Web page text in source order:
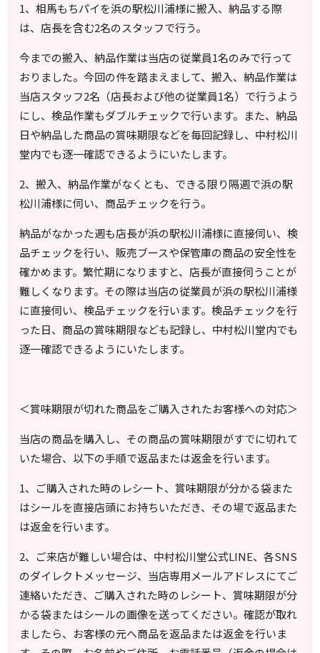
1、相馬もちパイを浜の駅松川浦様に搬入、納品する際
は、店長を含む2名のスタッフで行う。
今までの搬入、納品作業は当店の従業員1名のみで行って
おりました。今回の件を踏まえまして、搬入、納品作業は
当店スタッフ2名（店長および他の従業員1名）で行うよう
にし、検品作業もダブルチェックで行います。また、納品
日や納品した商品の賞味期限などを毎回記録し、中村松川
堂内でも逐一確認できるようにいたします。
2、搬入、納品作業がなくとも、できる限り隔週で浜の駅
松川浦様に伺い、商品チェックを行う。
納品がなかった週も店長が浜の駅松川浦様に直接伺い、検
品チェックを行い、販売ブースや保管庫の商品の安全性を
確かめます。繁忙期になりますと、店長が直接伺うことが
難しくなります。その際は当店の従業員が浜の駅松川浦様
に直接伺い、検品チェックを行います。検品チェックを行
った日、商品の賞味期限なども記録し、中村松川堂内でも
逐一確認できるようにいたします。
＜賞味期限が切れた商品をご購入されたお客様への対応＞
当店の商品を購入し、その商品の賞味期限がすでに切れて
いた場合、以下の手順で返品または返金を行います。
1、ご購入された時のレシート、賞味期限が分かる袋また
はシールを直接店頭にお持ちいただき、その場で返品また
は返金を行います。
2、ご来店が難しい場合は、中村松川堂公式LINE、各SNS
のダイレクトメッセージ、当店専用メールアドレスにてご
連絡いただき、ご購入された時のレシート、賞味期限が分
かる袋またはシールの画像を送ってください。確認が取れ
ましたら、お客様の元へ商品を返品または返金を行いま